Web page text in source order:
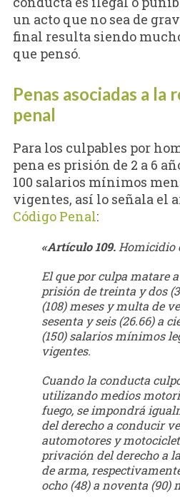
un acto que no sea de
final resulta siendo
que pensó.
Penas asociadas a la
penal
Para los culpables por
pena es prisión de 2 a 6
100 salarios mínimos
vigentes, así lo señala el
Código Penal:
«Artículo 109.Homicidio
El que por culpa matare
prisión de treinta y dos
(108) meses y multa de
sesenta y seis (26.66) a
(150) salarios mínimos
vigentes.
Cuando la conducta
utilizando medios
fuego, se impondrá
del derecho a conducir
automotores y
privación del derecho a
de arma,
ocho (48) a noventa (90)